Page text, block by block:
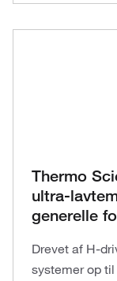
Thermo
ultra-
generelle
Drevet af H-
systemer op